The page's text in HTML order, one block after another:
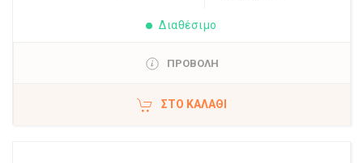
Διαθέσιμο
ΠΡΟΒΟΛΗ
ΣΤΟ ΚΑΛΆΘΙ